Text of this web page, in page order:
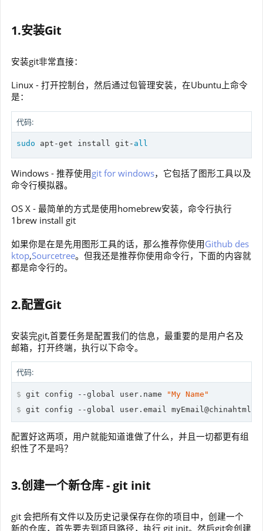
1.安装Git
安装git非常直接：
Linux - 打开控制台，然后通过包管理安装，在Ubuntu上命令
是：
代码:
sudo apt-get install git- all
Windows - 推荐使用git for windows，它包括了图形工具以及
命令行模拟器。
OS X - 最简单的方式是使用homebrew安装，命令行执行
1brew install git
如果你是在是先用图形工具的话，那么推荐你使用Github des
ktop,Sourcetree。但我还是推荐你使用命令行，下面的内容就
都是命令行的。
2.配置Git
安装完git,首要任务是配置我们的信息，最重要的是用户名及
邮箱，打开终端，执行以下命令。
代码:
$ git config --global user.name
"My Name"
$ git config --global user.email
配置好这两项，用户就能知道谁做了什么，并且一切都更有组
织性了不是吗？
3.创建一个新仓库 - git init
git 会把所有文件以及历史记录保存在你的项目中，创建一个
新的仓库，首先要去到项目路径，执行 git init。然后git会创建